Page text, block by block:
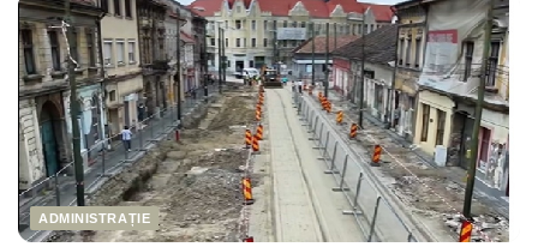
ADMINISTRAȚIE